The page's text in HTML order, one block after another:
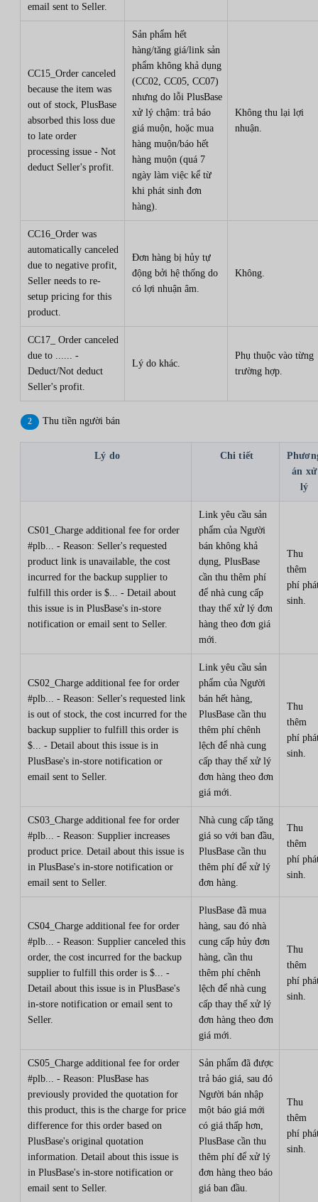
email sent to Seller.
CC15_Order canceled
because the item was
out of stock, PlusBase
absorbed this loss due
to late order
processing issue - Not
deduct Seller's profit.
Sản phẩm hết
hàng/tăng giá/link sản
phẩm không khả dụng
(CC02, CC05, CC07)
nhưng do lỗi PlusBase
xử lý chậm: trả báo
giá muộn, hoặc mua
hàng muộn/báo hết
hàng muộn (quá 7
ngày làm việc kể từ
khi phát sinh đơn
hàng).
Không thu lại lợi
nhuận.
CC16_Order was
automatically canceled
due to negative profit,
Seller needs to re-
setup pricing for this
product.
Đơn hàng bị hủy tự
động bởi hệ thống do
có lợi nhuận âm.
Không.
CC17_ Order canceled
due to ...... -
Deduct/Not deduct
Seller's profit.
Lý do khác.
Phụ thuộc vào từng
trường hợp.
Thu tiền người bán
Lý do Chi tiết
án xử
lý
CS01_Charge additional fee for order
#plb... - Reason: Seller's requested
product link is unavailable, the cost
incurred for the backup supplier to
fulfill this order is $... - Detail about
this issue is in PlusBase's in-store
notification or email sent to Seller.
Link yêu cầu sản
phẩm của Người
bán không khả
dụng, PlusBase
cần thu thêm phí
để nhà cung cấp
thay thế xử lý đơn
hàng theo đơn giá
mới.
Thu
thêm
phí
sinh.
CS02_Charge additional fee for order
#plb... - Reason: Seller's requested link
is out of stock, the cost incurred for the
backup supplier to fulfill this order is
$... - Detail about this issue is in
PlusBase's in-store notification or
email sent to Seller.
Link yêu cầu sản
phẩm của Người
bán hết hàng,
PlusBase cần thu
thêm phí chênh
lệch để nhà cung
cấp thay thế xử lý
đơn hàng theo đơn
giá mới.
Thu
thêm
phí
sinh.
CS03_Charge additional fee for order
#plb... - Reason: Supplier increases
product price. Detail about this issue is
in PlusBase's in-store notification or
email sent to Seller.
Nhà cung cấp tăng
giá so với ban đầu,
PlusBase cần thu
thêm phí để xử lý
đơn hàng.
Thu
thêm
phí
sinh.
CS04_Charge additional fee for order
#plb... - Reason: Supplier canceled this
order, the cost incurred for the backup
supplier to fulfill this order is $... -
Detail about this issue is in PlusBase's
in-store notification or email sent to
Seller.
PlusBase đã mua
hàng, sau đó nhà
cung cấp hủy đơn
hàng, cần thu
thêm phí chênh
lệch để nhà cung
cấp thay thế xử lý
đơn hàng theo đơn
giá mới.
Thu
thêm
phí
sinh.
CS05_Charge additional fee for order
#plb... - Reason: PlusBase has
previously provided the quotation for
this product, this is the charge for price
difference for this order based on
PlusBase's original quotation
information. Detail about this issue is
in PlusBase's in-store notification or
email sent to Seller.
Sản phẩm đã được
trả báo giá, sau đó
Người bán nhập
một báo giá mới
có giá thấp hơn,
PlusBase cần thu
thêm phí để xử lý
đơn hàng theo báo
giá ban đầu.
Thu
thêm
phí
sinh.